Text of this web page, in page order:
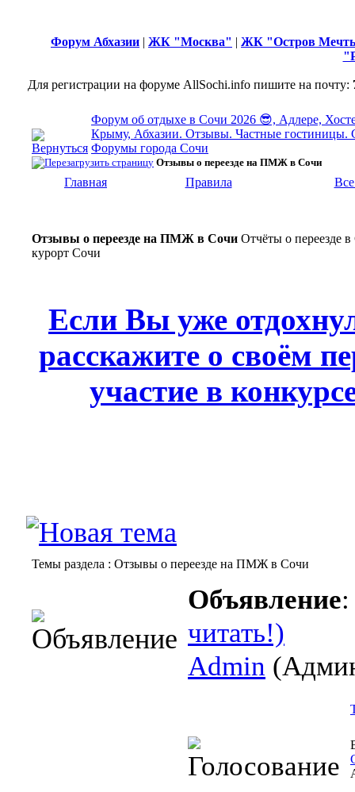
Форум Абхазии | ЖК "Москва" | ЖК "Остров
Для регистрации на форуме AllSochi.info пишите на почту:
Форум об отдыхе в Сочи 2026 😎, Адлере,
Крыму, Абхазии. Отзывы. Частные гостиницы.
Форумы города Сочи
Отзывы о переезде на ПМЖ в Сочи
Главная Правила
Отзывы о переезде на ПМЖ в Сочи Отчёты о переезде
курорт Сочи
Если Вы уже
расскажите о своём
участие в
Темы раздела : Отзывы о переезде на ПМЖ в Сочи
Объявление
читать!)
Admin